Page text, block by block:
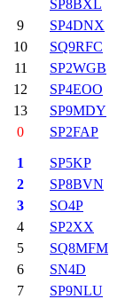
SP8BXL
9
SP4DNX
10
SQ9RFC
11
SP2WGB
12
SP4EOO
13
SP9MDY
0
SP2FAP
1
SP5KP
2
SP8BVN
3
SO4P
4
SP2XX
5
SQ8MFM
6
SN4D
7
SP9NLU